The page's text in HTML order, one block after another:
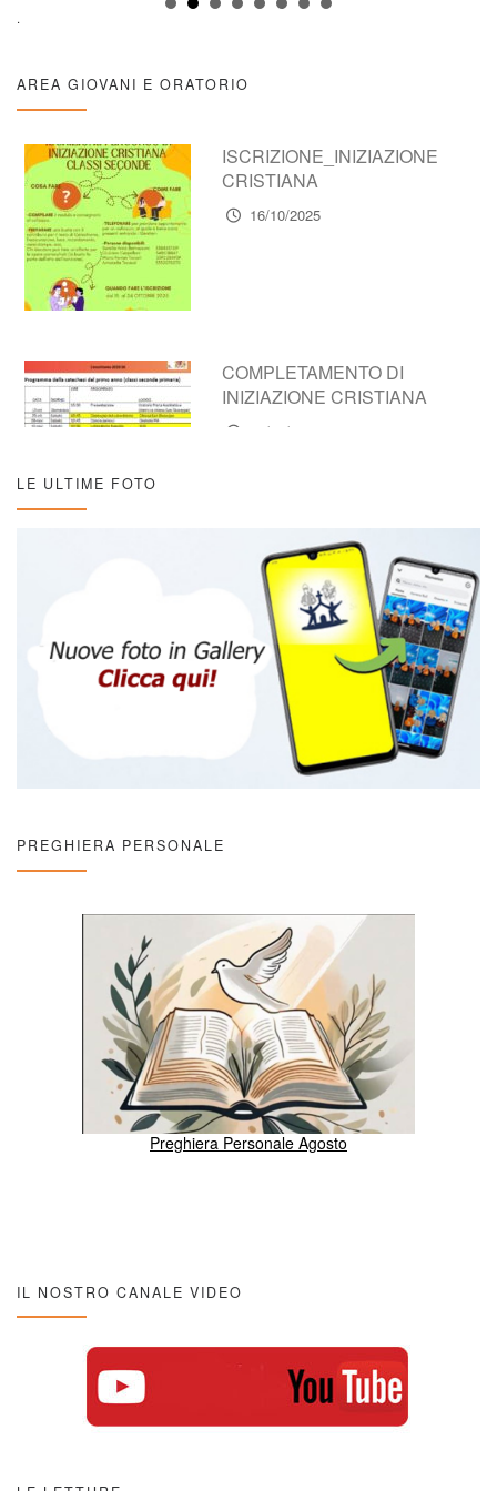
.
AREA GIOVANI E ORATORIO
ISCRIZIONE_INIZIAZIONE
CRISTIANA
16/10/2025
COMPLETAMENTO DI
INIZIAZIONE CRISTIANA
16/10/2025
LE ULTIME FOTO
PREGHIERA PERSONALE
Preghiera Personale Agosto
IL NOSTRO CANALE VIDEO